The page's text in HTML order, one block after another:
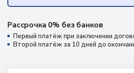
Рассрочка 0% без банков
Первый платёж при заключении
Второй платёж за 10 дней до